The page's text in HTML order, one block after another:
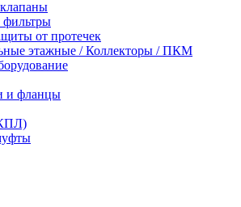
от протечек
этажные / Коллекторы / ПКМ
и фланцы